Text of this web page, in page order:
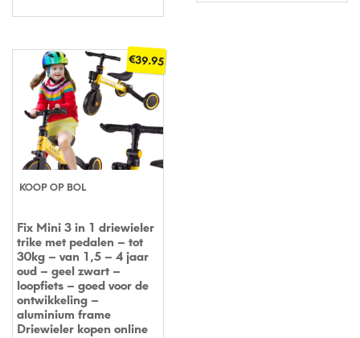
KOOP OP BOL
Fix Mini 3 in 1 driewieler
trike met pedalen – tot
30kg – van 1,5 – 4 jaar
oud – geel zwart –
loopfiets – goed voor de
ontwikkeling –
aluminium frame
Driewieler kopen online
€39.95